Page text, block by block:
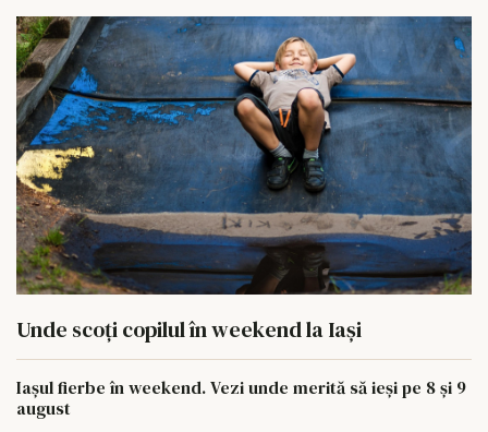
Unde scoți copilul în weekend la Iași
Iașul fierbe în weekend. Vezi unde merită să ieși pe 8 și 9
august